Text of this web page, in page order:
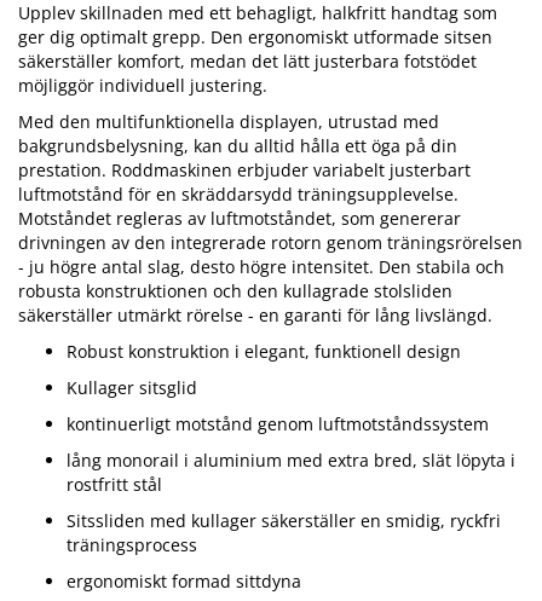
Upplev skillnaden med ett behagligt, halkfritt handtag som
ger dig optimalt grepp. Den ergonomiskt utformade sitsen
säkerställer komfort, medan det lätt justerbara fotstödet
möjliggör individuell justering.
Med den multifunktionella displayen, utrustad med
bakgrundsbelysning, kan du alltid hålla ett öga på din
prestation. Roddmaskinen erbjuder variabelt justerbart
luftmotstånd för en skräddarsydd träningsupplevelse.
Motståndet regleras av luftmotståndet, som genererar
drivningen av den integrerade rotorn genom träningsrörelsen
- ju högre antal slag, desto högre intensitet. Den stabila och
robusta konstruktionen och den kullagrade stolsliden
säkerställer utmärkt rörelse - en garanti för lång livslängd.
Robust konstruktion i elegant, funktionell design
Kullager sitsglid
kontinuerligt motstånd genom luftmotståndssystem
lång monorail i aluminium med extra bred, slät löpyta i
rostfritt stål
Sitssliden med kullager säkerställer en smidig, ryckfri
träningsprocess
ergonomiskt formad sittdyna